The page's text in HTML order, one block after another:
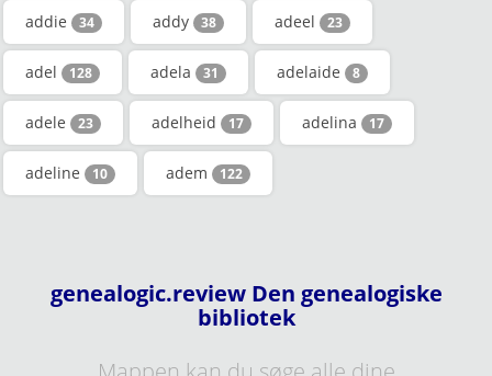
addie 34 addy 38 adeel 23
adel 128 adela 31 adelaide 8
adele 23 adelheid 17 adelina 17
adeline 10 adem 122
genealogic.review Den genealogiske
bibliotek